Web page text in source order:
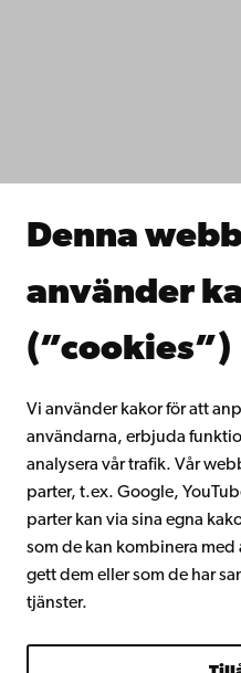
Denna
använder
(”cookies”)
Vi använder kakor för att
användarna, erbjuda
analysera vår trafik. Vår
parter, t.ex. Google,
parter kan via sina egna
som de kan kombinera
gett dem eller som de har
tjänster.
Samarbeta med oss
Kontinuerligt
Gå med i Åbo
Intranätet
Facebook InstagramYouTube